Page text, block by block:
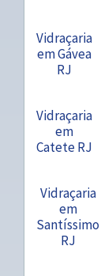
Vidraçaria
em Gávea
RJ
Vidraçaria
em
Catete RJ
Vidraçaria
em
Santíssimo
RJ